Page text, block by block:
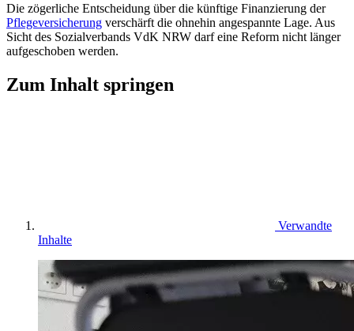
Die zögerliche Entscheidung über die künftige Finanzierung der
Pflegeversicherung verschärft die ohnehin angespannte Lage. Aus
Sicht des Sozialverbands VdK NRW darf eine Reform nicht länger
aufgeschoben werden.
Zum Inhalt springen
Verwandte
Inhalte